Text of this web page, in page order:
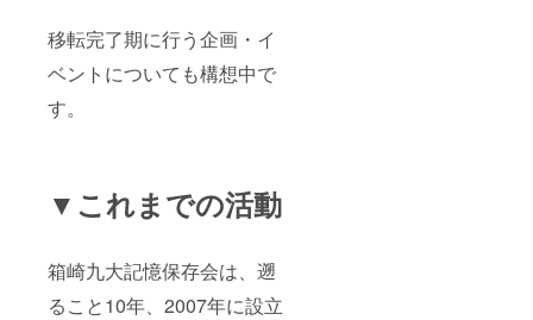
移転完了期に行う企画・イ
ベントについても構想中で
す。
▼これまでの活動
箱崎九大記憶保存会は、遡
ること10年、2007年に設立